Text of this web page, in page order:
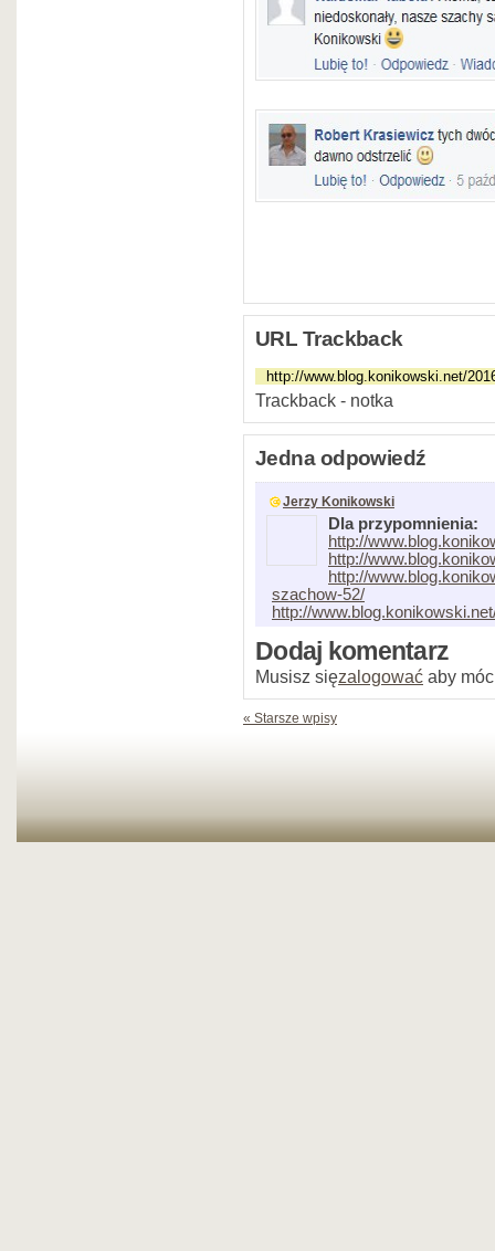
URL Trackback
Trackback - notka
Jedna odpowiedź
Jerzy Konikowski
Dla przypomnienia:
http://
http://
http://
szachow-52/
http://
Dodaj komentarz
Musisz sięzalogować aby
« Starsze wpisy